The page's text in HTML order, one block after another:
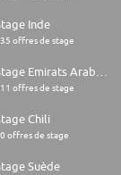
Inde
offres de stage
offres de stage
Chili
offres de stage
Suède